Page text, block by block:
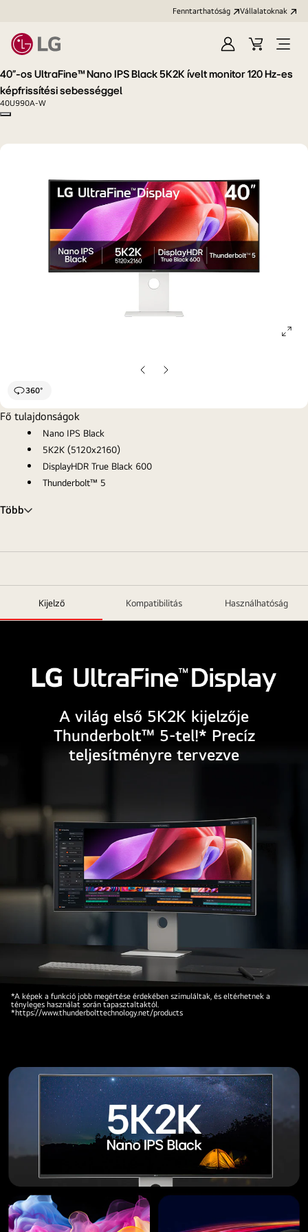
Fenntarthatóság Vállalatoknak
Bejelentkezés
KosárMenü
40”-os UltraFine™ Nano IPS Black 5K2K ívelt monitor 120 Hz-es
képfrissítési sebességgel
40U990A-W
Copy model name
ElőzőKövetkező
360°
Fő tulajdonságok
Nano IPS Black
5K2K (5120x2160)
DisplayHDR True Black 600
Thunderbolt™ 5
Több
Kijelző Kompatibilitás Használhatóság
logo.
A világ első 5K2K kijelzője
Thunderbolt™ 5-tel!* Precíz
teljesítményre tervezve
UltraFine
lány
pontosan
jelennek
*A képek a funkció jobb megértése érdekében szimuláltak, és eltérhetnek a
tényleges használat során tapasztaltaktól.
*https://www.thunderbolttechnology.net/products